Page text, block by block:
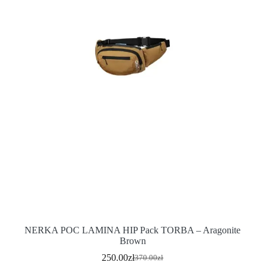
NERKA POC LAMINA HIP Pack TORBA – Aragonite
Brown
370.00zł
250.00zł